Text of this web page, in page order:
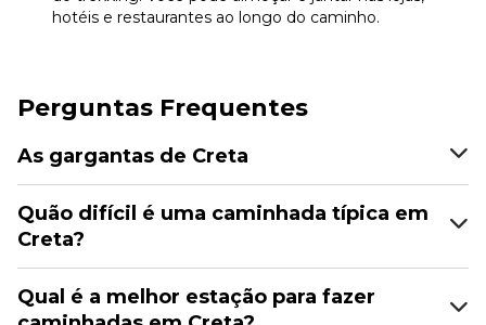
hotéis e restaurantes ao longo do caminho.
Perguntas Frequentes
As gargantas de Creta
Quão difícil é uma caminhada típica em
Creta?
Qual é a melhor estação para fazer